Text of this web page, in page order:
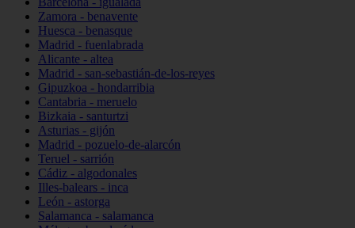
Zamora - benavente
Huesca - benasque
Madrid - fuenlabrada
Alicante - altea
Madrid - san-sebastián-de-los-reyes
Gipuzkoa - hondarribia
Cantabria - meruelo
Bizkaia - santurtzi
Asturias - gijón
Madrid - pozuelo-de-alarcón
Teruel - sarrión
Cádiz - algodonales
Illes-balears - inca
León - astorga
Salamanca - salamanca